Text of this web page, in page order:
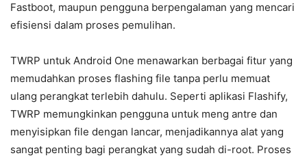
Fastboot, maupun pengguna berpengalaman yang mencari
efisiensi dalam proses pemulihan.
TWRP untuk Android One menawarkan berbagai fitur yang
memudahkan proses flashing file tanpa perlu memuat
ulang perangkat terlebih dahulu. Seperti aplikasi Flashify,
TWRP memungkinkan pengguna untuk meng antre dan
menyisipkan file dengan lancar, menjadikannya alat yang
sangat penting bagi perangkat yang sudah di-root. Proses